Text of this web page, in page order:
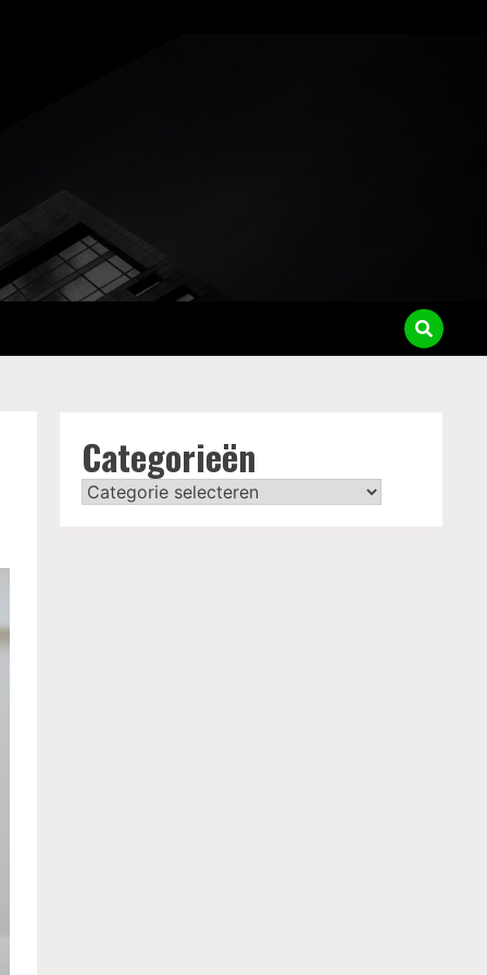
Categorieën
Categorieën